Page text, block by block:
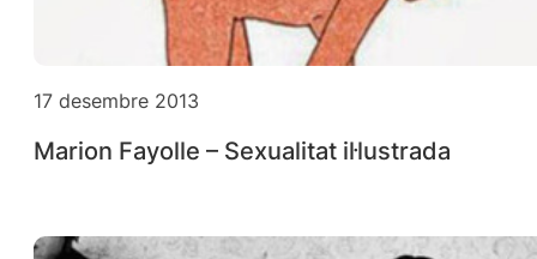
17 desembre 2013
Marion Fayolle – Sexualitat il·lustrada